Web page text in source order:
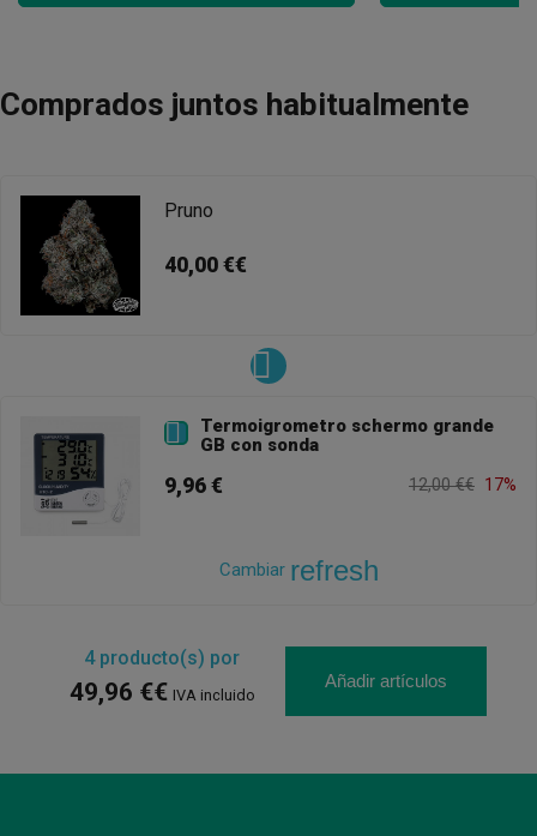
Comprados juntos habitualmente
Pruno
40,00 €€

Termoigrometro schermo grande
GB con sonda
9,96 € 12,00 €€ 17%
Cambiar refresh
4producto(s) por
49,96 €€ IVA incluido
Añadir artículos